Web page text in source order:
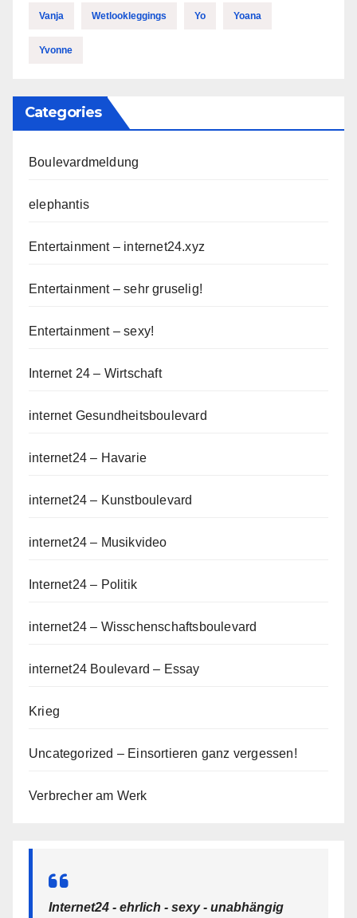
Vanja Wetlookleggings Yo Yoana
Yvonne
Categories
Boulevardmeldung
elephantis
Entertainment – internet24.xyz
Entertainment – sehr gruselig!
Entertainment – sexy!
Internet 24 – Wirtschaft
internet Gesundheitsboulevard
internet24 – Havarie
internet24 – Kunstboulevard
internet24 – Musikvideo
Internet24 – Politik
internet24 – Wisschenschaftsboulevard
internet24 Boulevard – Essay
Krieg
Uncategorized – Einsortieren ganz vergessen!
Verbrecher am Werk
Internet24 - ehrlich - sexy - unabhängig